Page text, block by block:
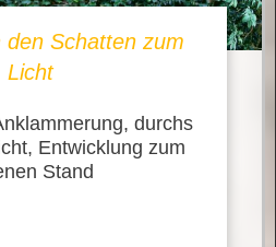
den Schatten zum
Licht
durchs
Entwicklung zum
Stand